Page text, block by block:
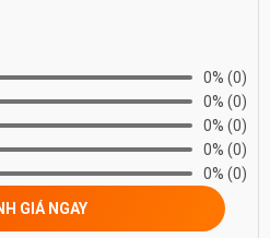
0% (0)
0% (0)
0% (0)
0% (0)
0% (0)
GIÁ NGAY